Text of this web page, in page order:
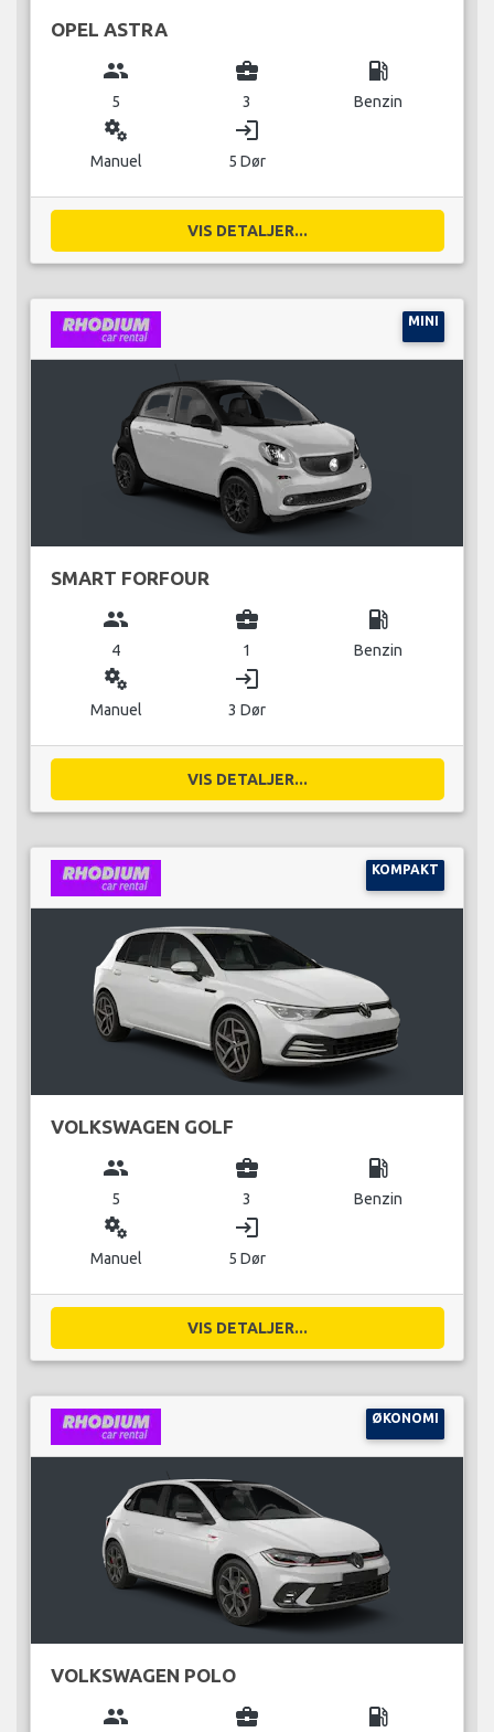
OPEL ASTRA
group
5
business_center
3
local_gas_station
Benzin
miscellaneous_services
Manuel
login
5 Dør
VIS DETALJER...
MINI
SMART FORFOUR
group
4
business_center
1
local_gas_station
Benzin
miscellaneous_services
Manuel
login
3 Dør
VIS DETALJER...
KOMPAKT
VOLKSWAGEN GOLF
group
5
business_center
3
local_gas_station
Benzin
miscellaneous_services
Manuel
login
5 Dør
VIS DETALJER...
ØKONOMI
VOLKSWAGEN POLO
group business_center local_gas_station